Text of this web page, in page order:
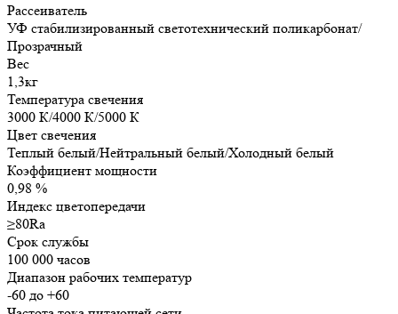
Рассеиватель
УФ стабилизированный светотехнический поликарбонат/
Прозрачный
Вес
1,3кг
Температура свечения
3000 К/4000 К/5000 К
Цвет свечения
Теплый белый/Нейтральный белый/Холодный белый
Коэффициент мощности
0,98 %
Индекс цветопередачи
≥80Ra
Срок службы
100 000 часов
Диапазон рабочих температур
-60 до +60